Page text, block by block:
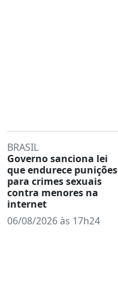
BRASIL
Governo sanciona lei
que endurece punições
para crimes sexuais
contra menores na
internet
06/08/2026 às 17h24